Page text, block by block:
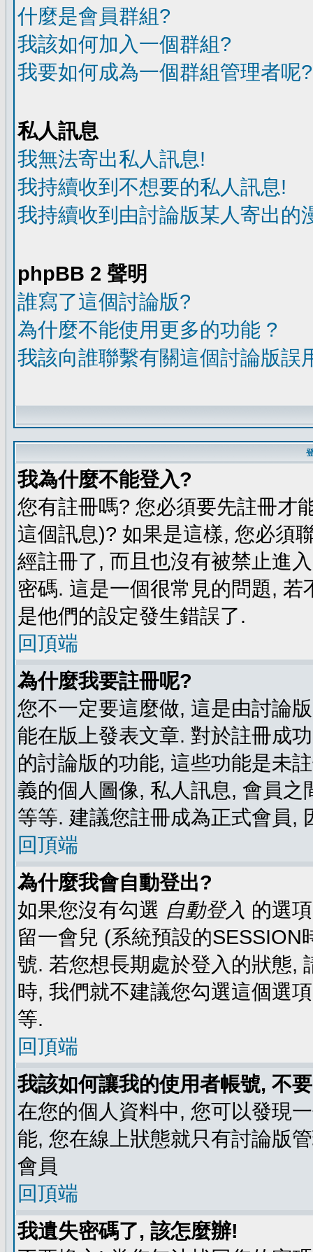
什麼是會員群組?
我該如何加入一個群組?
我要如何成為一個群組管理者呢?
私人訊息
我無法寄出私人訊息!
我持續收到不想要的私人訊息!
我持續收到由討論版某人寄出的
phpBB 2 聲明
誰寫了這個討論版?
為什麼不能使用更多的功能 ?
我該向誰聯繫有關這個討論版誤
我為什麼不能登入?
您有註冊嗎? 您必須要先註冊才
這個訊息)? 如果是這樣, 您必須
經註冊了, 而且也沒有被禁止進
密碼. 這是一個很常見的問題,
是他們的設定發生錯誤了.
回頂端
為什麼我要註冊呢?
您不一定要這麼做, 這是由討論
能在版上發表文章. 對於註冊成
的討論版的功能, 這些功能是未
義的個人圖像, 私人訊息, 會員
等等. 建議您註冊成為正式會員,
回頂端
為什麼我會自動登出?
如果您沒有勾選 自動登入 的選
留一會兒 (系統預設的
號. 若您想長期處於登入的狀態,
時, 我們就不建議您勾選這個選
等.
回頂端
我該如何讓我的使用者帳號, 不
在您的個人資料中, 您可以發現
能, 您在線上狀態就只有討論版
會員
回頂端
我遺失密碼了, 該怎麼辦!